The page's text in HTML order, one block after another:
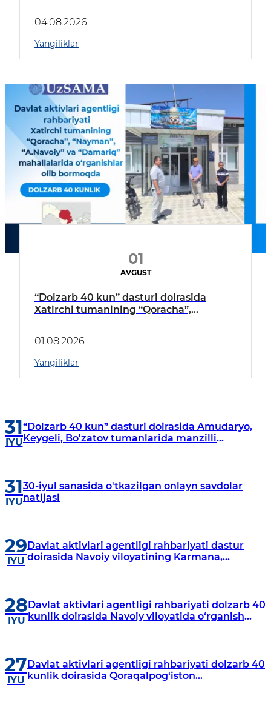
04.08.2026
Yangiliklar
01
AVGUST
“Dolzarb 40 kun” dasturi doirasida
Xatirchi tumanining “Qoracha”,
borildi
01.08.2026
Yangiliklar
31
IYU
“Dolzarb 40 kun” dasturi doirasida Amudaryo,
Keygeli, Bo'zatov tumanlarida manzilli
31
IYU
30-iyul sanasida o'tkazilgan onlayn savdolar
natijasi
29
IYU
Davlat aktivlari agentligi rahbariyati dastur
doirasida Navoiy viloyatining Karmana,
28
IYU
Davlat aktivlari agentligi rahbariyati dolzarb 40
kunlik doirasida Navoiy viloyatida o‘rganish
27
IYU
Davlat aktivlari agentligi rahbariyati dolzarb 40
kunlik doirasida Qoraqalpog‘iston